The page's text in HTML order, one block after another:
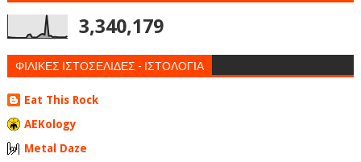
3,340,179
ΦΙΛΙΚΕΣ ΙΣΤΟΣΕΛΙΔΕΣ - ΙΣΤΟΛΟΓΙΑ
Eat This Rock
AEKology
Metal Daze